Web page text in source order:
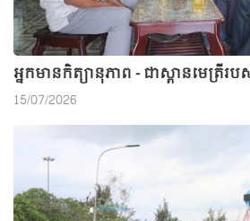
អ្នកមានកិត្យានុភាព - ជាស្ពានមេត្រី
15/07/2026